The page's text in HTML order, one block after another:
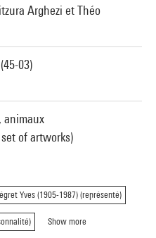
Arghezi et Théo
03)
animaux
of artworks)
Yves (1905-1987) (représenté)
Show more